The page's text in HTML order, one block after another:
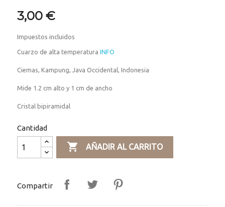
3,00 €
Impuestos incluidos
Cuarzo de alta temperaturaINFO
Ciemas, Kampung, Java Occidental, Indonesia
Mide 1.2 cm alto y 1 cm de ancho
Cristal bipiramidal
Cantidad
 AÑADIR AL CARRITO
Compartir